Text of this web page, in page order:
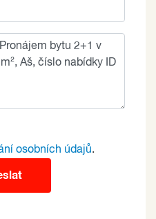
osobních údajů.